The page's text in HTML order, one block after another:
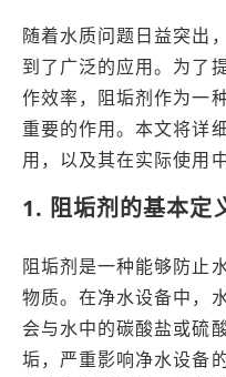
随着水质问题日益突出
到了广泛的应用。为了
作效率，阻垢剂作为一
重要的作用。本文将详
用，以及其在实际使用
1. 阻垢剂的基本定
阻垢剂是一种能够防止
物质。在净水设备中，
会与水中的碳酸盐或硫
垢，严重影响净水设备